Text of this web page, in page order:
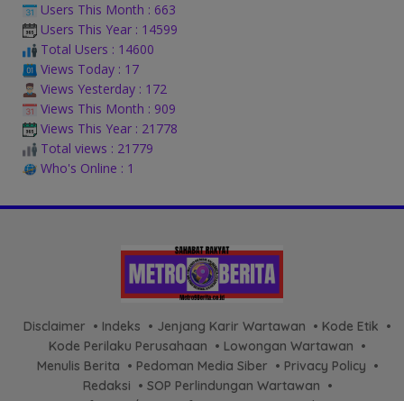
Users This Month : 663
Users This Year : 14599
Total Users : 14600
Views Today : 17
Views Yesterday : 172
Views This Month : 909
Views This Year : 21778
Total views : 21779
Who's Online : 1
Disclaimer Indeks Jenjang Karir Wartawan
Kode Etik
Kode Perilaku Perusahaan
Lowongan Wartawan
Menulis Berita
Pedoman Media Siber
Privacy Policy
Redaksi
SOP Perlindungan Wartawan